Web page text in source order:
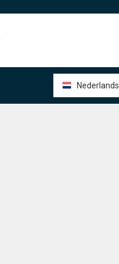
Nederlands